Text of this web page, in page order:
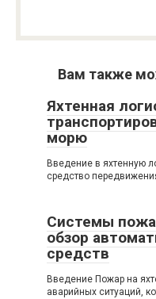
Вам также
Яхтенная
морю
Введение в яхтенную
средство
Системы
обзор
средств
Введение Пожар на
аварийных ситуаций,